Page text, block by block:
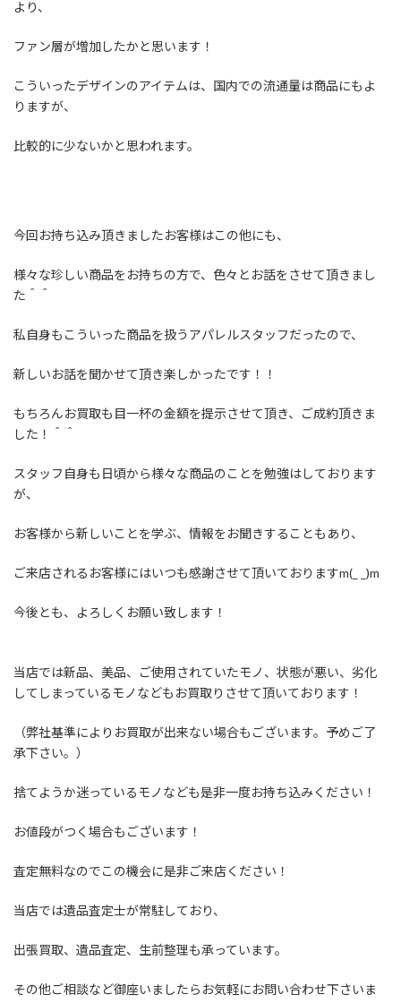
より、
ファン層が増加したかと思います！
こういったデザインのアイテムは、国内での流通量は商品にもよ
りますが、
比較的に少ないかと思われます。
今回お持ち込み頂きましたお客様はこの他にも、
様々な珍しい商品をお持ちの方で、色々とお話をさせて頂きまし
た＾＾
私自身もこういった商品を扱うアパレルスタッフだったので、
新しいお話を聞かせて頂き楽しかったです！！
もちろんお買取も目一杯の金額を提示させて頂き、ご成約頂きま
した！＾＾
スタッフ自身も日頃から様々な商品のことを勉強はしております
が、
お客様から新しいことを学ぶ、情報をお聞きすることもあり、
ご来店されるお客様にはいつも感謝させて頂いておりますm(_ _)m
今後とも、よろしくお願い致します！
当店では新品、美品、ご使用されていたモノ、状態が悪い、劣化
してしまっているモノなどもお買取りさせて頂いております！
（弊社基準によりお買取が出来ない場合もございます。予めご了
承下さい。）
捨てようか迷っているモノなども是非一度お持ち込みください！
お値段がつく場合もございます！
査定無料なのでこの機会に是非ご来店ください！
当店では遺品査定士が常駐しており、
出張買取、遺品査定、生前整理も承っています。
その他ご相談など御座いましたらお気軽にお問い合わせ下さいま